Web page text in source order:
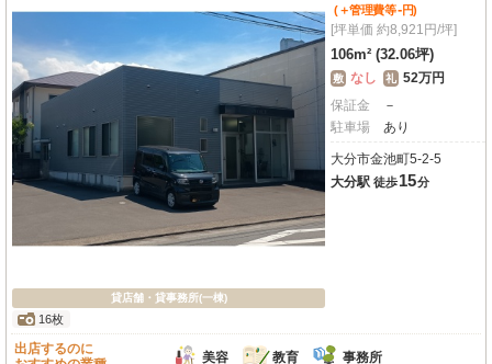
貸店舗・貸事務所(一棟)
16枚
(＋管理費等-円)
[坪単価 約8,921円/坪]
106m² (32.06坪)
敷 なし 礼 52万円
保証金
－
駐車場
あり
大分市金池町5-2-5
大分駅 徒歩15分
出店するのに
美容 教育 事務所